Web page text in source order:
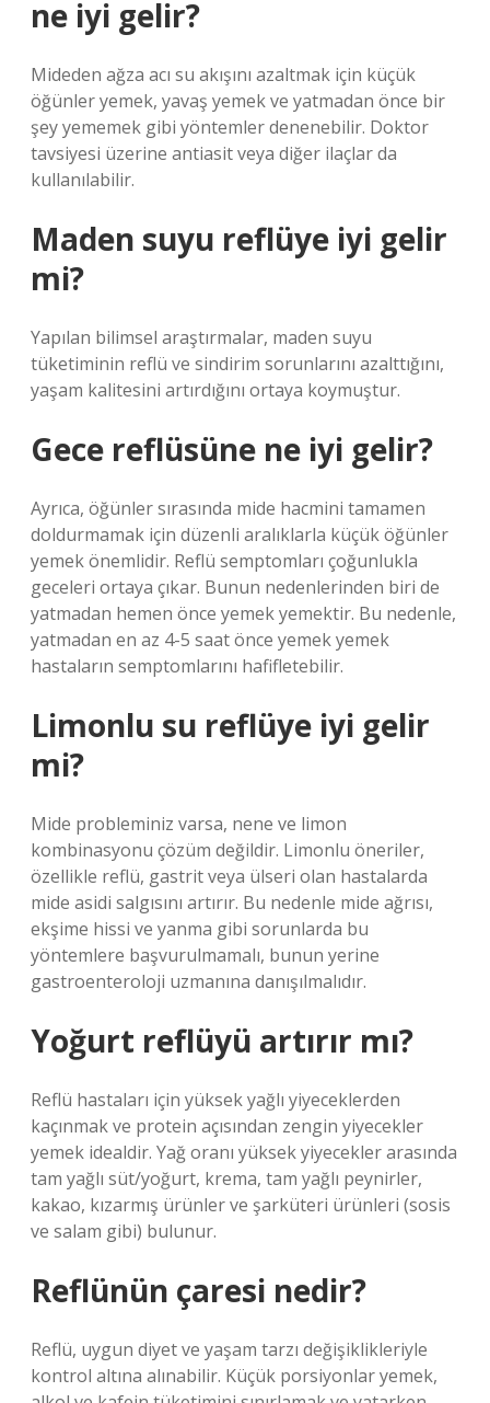
ne iyi gelir?
Mideden ağza acı su akışını azaltmak için küçük
öğünler yemek, yavaş yemek ve yatmadan önce bir
şey yememek gibi yöntemler denenebilir. Doktor
tavsiyesi üzerine antiasit veya diğer ilaçlar da
kullanılabilir.
Maden suyu reflüye iyi gelir
mi?
Yapılan bilimsel araştırmalar, maden suyu
tüketiminin reflü ve sindirim sorunlarını azalttığını,
yaşam kalitesini artırdığını ortaya koymuştur.
Gece reflüsüne ne iyi gelir?
Ayrıca, öğünler sırasında mide hacmini tamamen
doldurmamak için düzenli aralıklarla küçük öğünler
yemek önemlidir. Reflü semptomları çoğunlukla
geceleri ortaya çıkar. Bunun nedenlerinden biri de
yatmadan hemen önce yemek yemektir. Bu nedenle,
yatmadan en az 4-5 saat önce yemek yemek
hastaların semptomlarını hafifletebilir.
Limonlu su reflüye iyi gelir
mi?
Mide probleminiz varsa, nene ve limon
kombinasyonu çözüm değildir. Limonlu öneriler,
özellikle reflü, gastrit veya ülseri olan hastalarda
mide asidi salgısını artırır. Bu nedenle mide ağrısı,
ekşime hissi ve yanma gibi sorunlarda bu
yöntemlere başvurulmamalı, bunun yerine
gastroenteroloji uzmanına danışılmalıdır.
Yoğurt reflüyü artırır mı?
Reflü hastaları için yüksek yağlı yiyeceklerden
kaçınmak ve protein açısından zengin yiyecekler
yemek idealdir. Yağ oranı yüksek yiyecekler arasında
tam yağlı süt/yoğurt, krema, tam yağlı peynirler,
kakao, kızarmış ürünler ve şarküteri ürünleri (sosis
ve salam gibi) bulunur.
Reflünün çaresi nedir?
Reflü, uygun diyet ve yaşam tarzı değişiklikleriyle
kontrol altına alınabilir. Küçük porsiyonlar yemek,